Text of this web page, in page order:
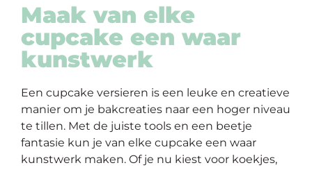
Maak van elke
cupcake een waar
kunstwerk
Een cupcake versieren is een leuke en creatieve
manier om je bakcreaties naar een hoger niveau
te tillen. Met de juiste tools en een beetje
fantasie kun je van elke cupcake een waar
kunstwerk maken. Of je nu kiest voor koekjes,